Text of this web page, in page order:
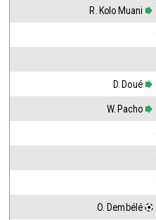
R. Kolo Muani
D. Doué
W. Pacho
O. Dembélé